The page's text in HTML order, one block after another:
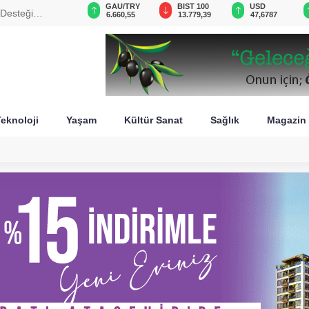
füzeyle6.660,55
BIST 100
13.779,39
USD
47,6787
EUR
55,1254
Yaşam Kültür Sanat Sağlık Magazin